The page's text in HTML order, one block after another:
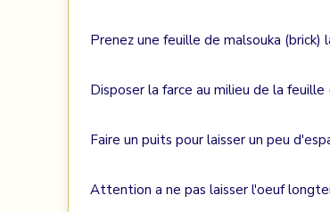
Prenez une feuille de malsouka
Disposer la farce au milieu de la
Faire un puits pour laisser un peu
Attention a ne pas laisser l'oeuf